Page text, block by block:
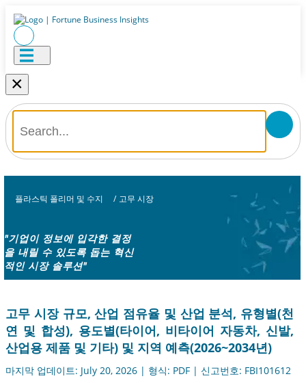
×
플라스틱 폴리머 및 수지 / 고무 시장
"기업이 정보에 입각한 결정
을 내릴 수 있도록 돕는 혁신
적인 시장 솔루션"
고무 시장 규모, 산업 점유율 및 산업 분석, 유형별(천
연 및 합성), 용도별(타이어, 비타이어 자동차, 신발,
산업용 제품 및 기타) 및 지역 예측(2026~2034년)
마지막 업데이트: July 20, 2026 | 형식: PDF | 신고번호: FBI101612